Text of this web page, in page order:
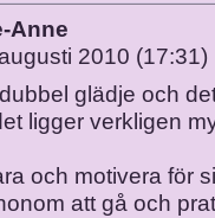
Anne
2010 (17:31)
glädje och
ligger verkligen
och motivera för
att gå och